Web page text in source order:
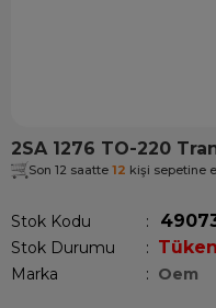
2SA 1276 TO-220
Son 12 saatte 12 kişi sepetine
Stok Kodu
Stok Durumu :
Marka : Oem